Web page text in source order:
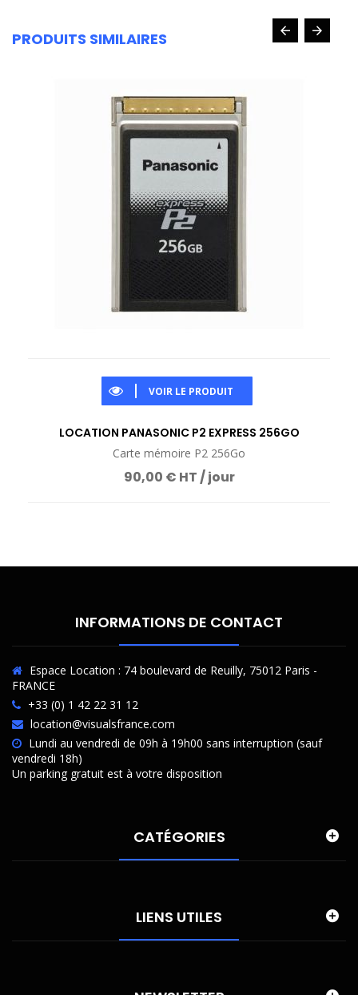
PRODUITS SIMILAIRES
VOIR LE PRODUIT
LOCATION PANASONIC P2 EXPRESS 256GO
Carte mémoire P2 256Go
90,00 € HT / jour
INFORMATIONS DE CONTACT
Espace Location : 74 boulevard de Reuilly, 75012 Paris -
FRANCE
+33 (0) 1 42 22 31 12
location@visualsfrance.com
Lundi au vendredi de 09h à 19h00 sans interruption (sauf
vendredi 18h)
Un parking gratuit est à votre disposition
CATÉGORIES
LIENS UTILES